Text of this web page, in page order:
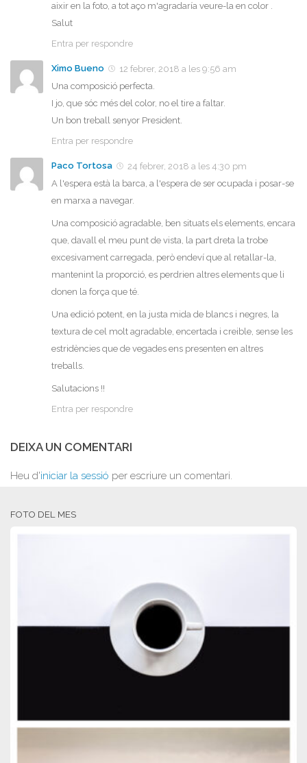
aixir en la foto, a tot aço m'agradaría veure-la en color .
Salut
Entra per respondre
Ximo Bueno
12 febrer, 2018 a les 9:56 am
Una composició perfecta.
I jo, que sóc més del color, no el tire a faltar.
Un bon treball senyor President.
Entra per respondre
Paco Tortosa
24 febrer, 2018 a les 4:30 pm
A l'espera està la barca, a l'espera de ser ocupada i posar-se
en marxa a navegar.
Una composició agradable, ben situats els elements, encara
que, davall el meu punt de vista, la part dreta la trobe
excesivament carregada, però endeví que al retallar-la,
mantenint la proporció, es perdrien altres elements que li
donen la força que té.
Una edició potent, en la justa mida de blancs i negres, la
textura de cel molt agradable, encertada i creible, sense les
estridències que de vegades ens presenten en altres
treballs.
Salutacions !!
Entra per respondre
DEIXA UN COMENTARI
Heu d'iniciar la sessió per escriure un comentari.
FOTO DEL MES